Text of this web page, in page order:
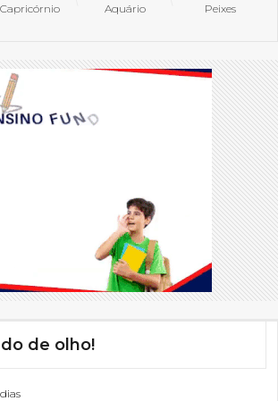
Capricórnio Aquário Peixes
de olho!